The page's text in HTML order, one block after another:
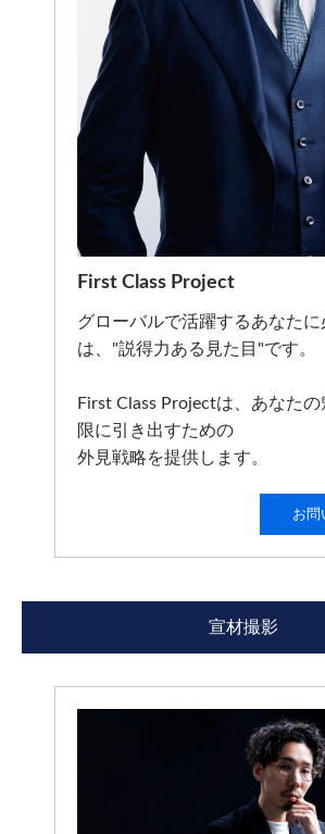
First Class Project
グローバルで活躍するあなた
は、"説得力ある見た目"です。
First Class Projectは、あなた
限に引き出すための
外見戦略を提供します。
お問
宣材撮影